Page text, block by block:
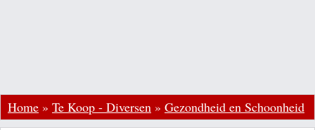
Home » Te Koop - Diversen » Gezondheid en Schoonheid